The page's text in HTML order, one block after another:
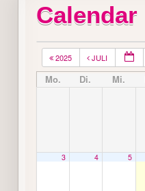
Calendar
2025 JULI
Mo. Di. Mi.
3 4 5